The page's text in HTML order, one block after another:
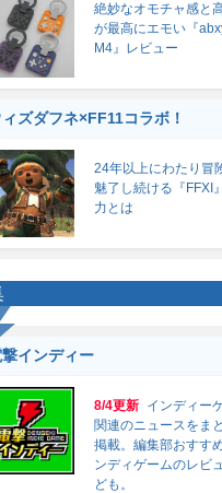
絶妙なオモチャ感と
が最高にエモい『
M4』レビュー
ィズダフネ×FF11コラボ！
24年以上にわたり冒
魅了し続ける『FFXI
力とは
撃インディー
8/4更新 インディー
関連のニュースをま
掲載。編集部おすす
ンディゲームのレビ
ども。